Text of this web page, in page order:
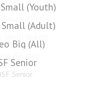
(Youth)
Small (Adult)
Big (All)
Senior